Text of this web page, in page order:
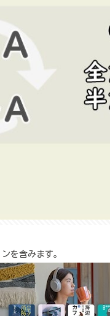
を含みます。